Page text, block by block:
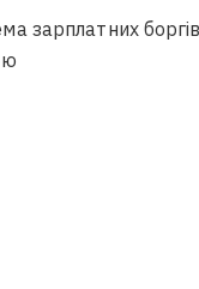
зарплатних